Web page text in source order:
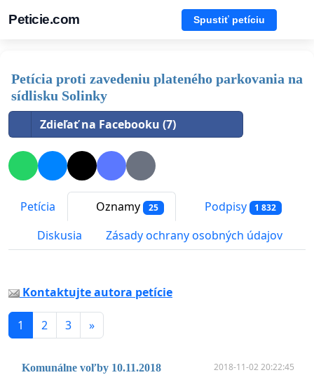
Peticie.com Spustiť petíciu
Petícia proti zavedeniu plateného parkovania na
sídlisku Solinky
Zdieľať na Facebooku (7)
Petícia Oznamy 25 Podpisy 1 832
Diskusia Zásady ochrany osobných údajov
Kontaktujte autora petície
1 2 3 »
Komunálne voľby 10.11.2018 2018-11-02 20:22:45